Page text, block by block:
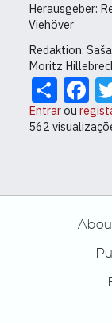
Herausgeber:
Viehöver
Redaktion:
Moritz
Entrarou
562